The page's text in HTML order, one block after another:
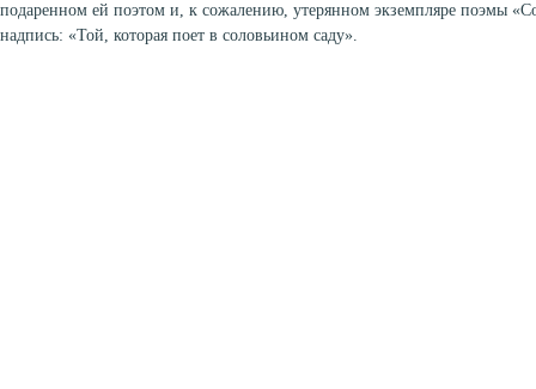
подаренном ей поэтом и, к сожалению, утерянном экземпляре поэмы
надпись: «Той, которая поет в соловьином саду».